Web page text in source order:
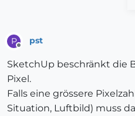
P pst
SketchUp beschränkt die
Pixel.
Falls eine grössere
Situation, Luftbild) muss